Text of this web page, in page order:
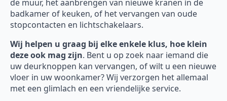
de muur, het aanbrengen van nieuwe kranen in de
badkamer of keuken, of het vervangen van oude
stopcontacten en lichtschakelaars.
Wij helpen u graag bij elke enkele klus, hoe klein
deze ook mag zijn. Bent u op zoek naar iemand die
uw deurknoppen kan vervangen, of wilt u een nieuwe
vloer in uw woonkamer? Wij verzorgen het allemaal
met een glimlach en een vriendelijke service.